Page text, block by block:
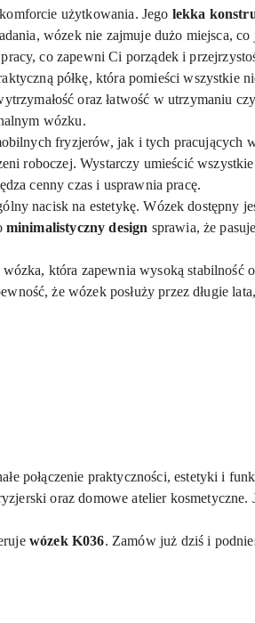
użytkowania. Jego lekka
wózek nie zajmuje dużo miejsca,
co zapewni Ci porządek i
półkę, która pomieści wszystkie
oraz łatwość w utrzymaniu
wózku.
fryzjerów, jak i tych pracujących
roboczej. Wystarczy umieścić
cenny czas i usprawnia pracę.
nacisk na estetykę. Wózek dostępny
minimalistyczny design sprawia, że
wózka, która zapewnia wysoką stabilność
że wózek posłuży przez długie
połączenie praktyczności, estetyki i
oraz domowe atelier
wózek K036. Zamów już dziś i